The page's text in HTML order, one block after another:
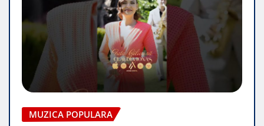
MUZICA POPULARA